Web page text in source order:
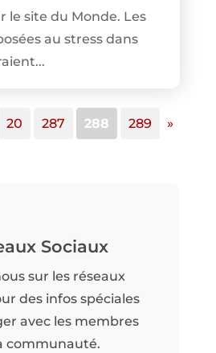
le site du Monde. Les
au stress dans
20 287 288 289 »
Sociaux
sur les réseaux
des infos spéciales
avec les membres
communauté.